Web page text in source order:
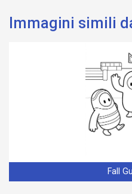
Immagini simili
Fall